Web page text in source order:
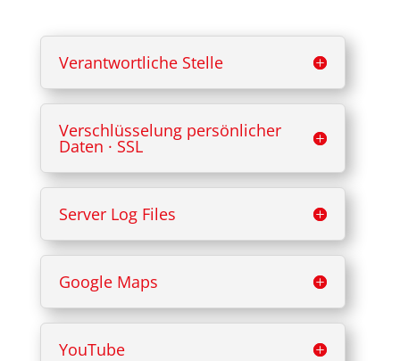
Verantwortliche Stelle
Verschlüsselung persönlicher
Daten · SSL
Server Log Files
Google Maps
YouTube